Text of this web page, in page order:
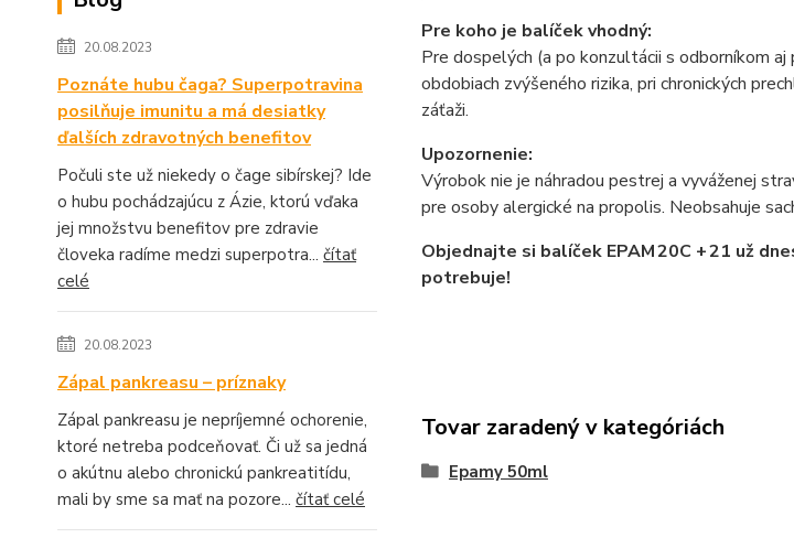
20.08.2023
Poznáte hubu čaga? Superpotravina
posilňuje imunitu a má desiatky
ďalších zdravotných benefitov
Počuli ste už niekedy o čage sibírskej? Ide
o hubu pochádzajúcu z Ázie, ktorú vďaka
jej množstvu benefitov pre zdravie
človeka radíme medzi superpotra... čítať
celé
20.08.2023
Zápal pankreasu – príznaky
Zápal pankreasu je nepríjemné ochorenie,
ktoré netreba podceňovať. Či už sa jedná
o akútnu alebo chronickú pankreatitídu,
mali by sme sa mať na pozore... čítať celé
Pre koho je balíček vhodný:
Pre dospelých (a po konzultácii s odborníkom
obdobiach zvýšeného rizika, pri chronických
záťaži.
Upozornenie:
Výrobok nie je náhradou pestrej a vyváženej
pre osoby alergické na propolis. Neobsahuje
Objednajte si balíček EPAM 20C + 21 už
potrebuje!
Tovar zaradený v kategóriách
Epamy 50ml